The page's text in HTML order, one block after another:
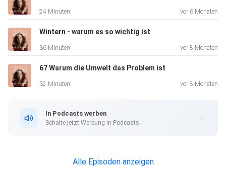
24 Minuten vor 6 Monaten
Wintern - warum es so wichtig ist
36 Minuten vor 8 Monaten
67 Warum die Umwelt das Problem ist
32 Minuten vor 8 Monaten
In Podcasts werben
Schalte jetzt Werbung in Podcasts.
Alle Episoden anzeigen